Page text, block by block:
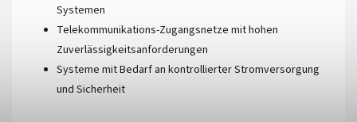
Systemen
Telekommunikations-Zugangsnetze mit hohen
Zuverlässigkeitsanforderungen
Systeme mit Bedarf an kontrollierter Stromversorgung
und Sicherheit